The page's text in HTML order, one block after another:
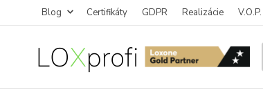
Blog Certifikáty GDPR Realizácie V.O.P.